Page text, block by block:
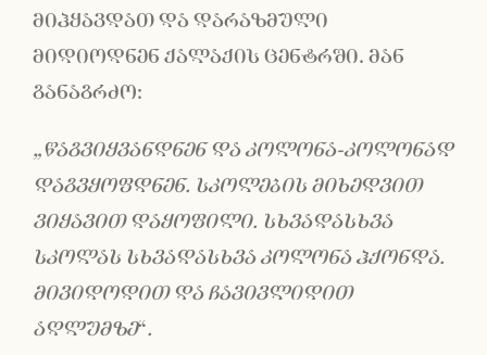
მიჰყავდათ და დარაზმული
მიდიოდნენ ქალაქის ცენტრში. მან
განაგრძო:
„წაგვიყვანდნენ და კოლონა-კოლონად
დაგვყოფდნენ. სკოლების მიხედვით
ვიყავით დაყოფილი. სხვადასხვა
სკოლას სხვადასხვა კოლონა ჰქონდა.
მივიდოდით და ჩავივლიდით
აღლუმზე“.